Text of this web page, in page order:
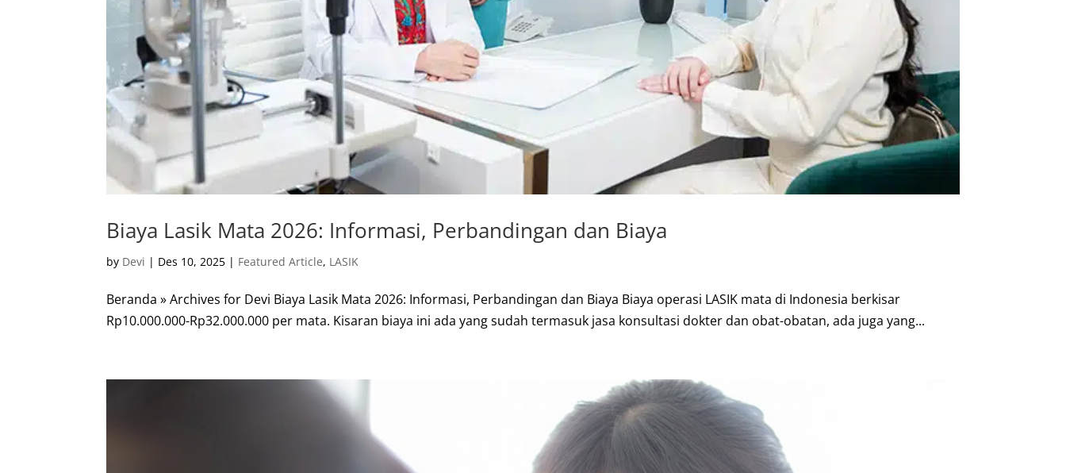
Biaya Lasik Mata 2026: Informasi, Perbandingan dan Biaya
by Devi | Des 10, 2025 | Featured Article, LASIK
Beranda » Archives for Devi Biaya Lasik Mata 2026: Informasi, Perbandingan dan Biaya Biaya operasi LASIK mata di Indonesia berkisar
Rp10.000.000-Rp32.000.000 per mata. Kisaran biaya ini ada yang sudah termasuk jasa konsultasi dokter dan obat-obatan, ada juga yang...